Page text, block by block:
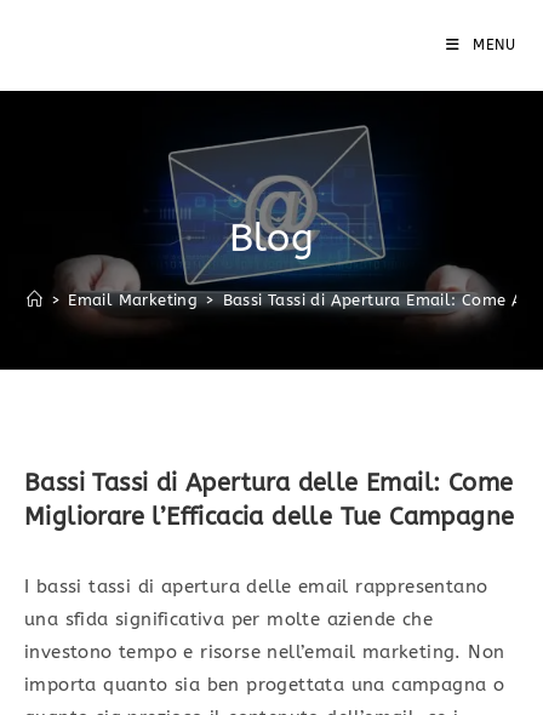
MENU
Blog
> Email Marketing > Bassi Tassi di Apertura Email: Come
Bassi Tassi di Apertura delle Email: Come
Migliorare l’Efficacia delle Tue Campagne
I bassi tassi di apertura delle email rappresentano
una sfida significativa per molte aziende che
investono tempo e risorse nell’email marketing. Non
importa quanto sia ben progettata una campagna o